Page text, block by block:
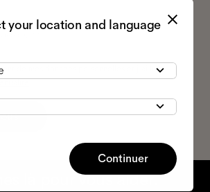
de mes données personnelles et j'ai lu la
*.
là pour vous aider.
your location and language
Continuer